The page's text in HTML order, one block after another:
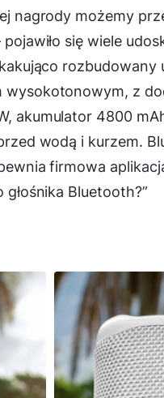
nagrody możemy
się wiele
z
akumulator 4800
wodą i kurzem.
firmowa
Bluetooth?”